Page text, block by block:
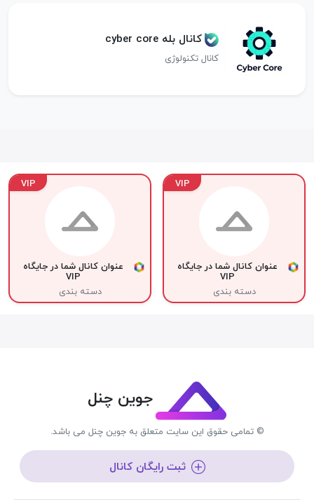
کانال بله cyber core
کانال تکنولوژی
VIP
عنوان کانال شما در جایگاه
VIP
دسته بندی
VIP
عنوان کانال شما در جایگاه
VIP
دسته بندی
جوین چنل
© تمامی حقوق این سایت متعلق به جوین چنل می باشد.
ثبت رایگان کانال